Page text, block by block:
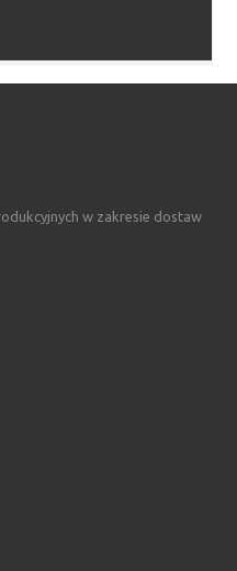
w zakresie dostaw